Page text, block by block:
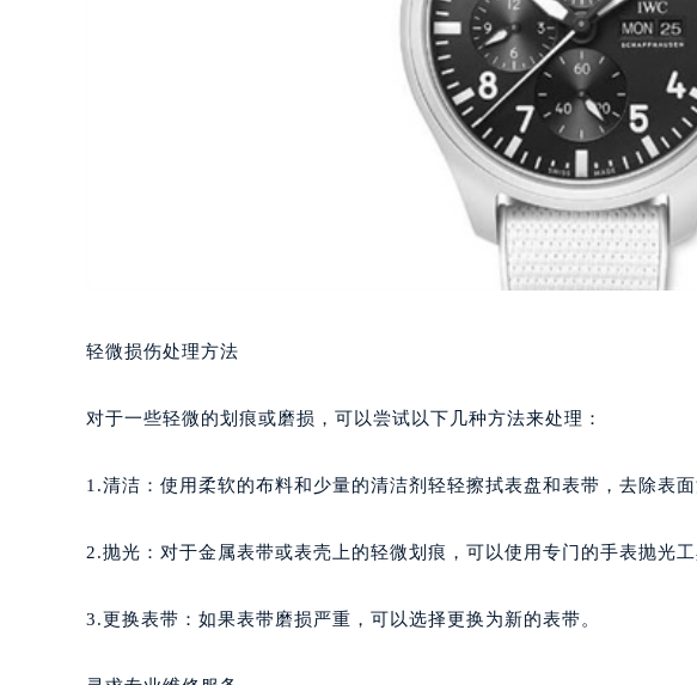
轻微损伤处理方法
对于一些轻微的划痕或磨损，可以尝试以下几种方法来处理：
1.清洁：使用柔软的布料和少量的清洁剂轻轻擦拭表盘和表带，去除表面
2.抛光：对于金属表带或表壳上的轻微划痕，可以使用专门的手表抛光工
3.更换表带：如果表带磨损严重，可以选择更换为新的表带。